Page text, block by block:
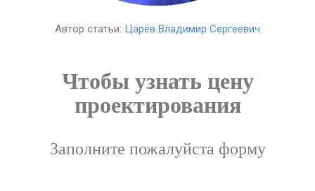
Автор статьи: Царёв Владимир Сергеевич
Чтобы узнать цену
проектирования
Заполните пожалуйста форму